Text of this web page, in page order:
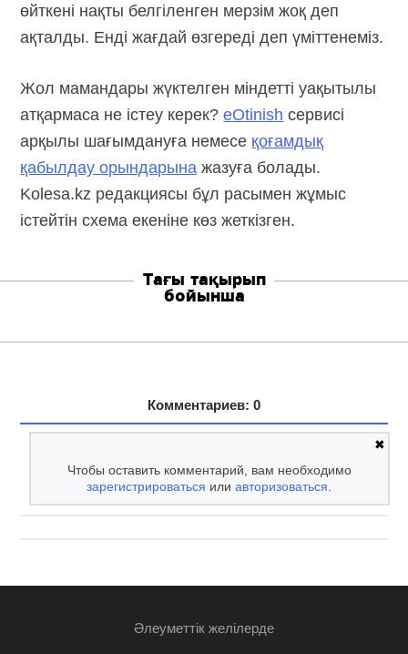
өйткені нақты белгіленген мерзім жоқ деп
ақталды. Енді жағдай өзгереді деп үміттенеміз.
Жол мамандары жүктелген міндетті уақытылы
атқармаса не істеу керек?eOtinish сервисі
арқылы шағымдануға немесе қоғамдық
қабылдау орындарына жазуға болады.
Kolesa.kz редакциясы бұл расымен жұмыс
істейтін схема екеніне көз жеткізген.
Тағы тақырып
бойынша
Комментариев: 0
✖
Чтобы оставить комментарий, вам необходимо
зарегистрироваться илиавторизоваться
Әлеуметтік желілерде